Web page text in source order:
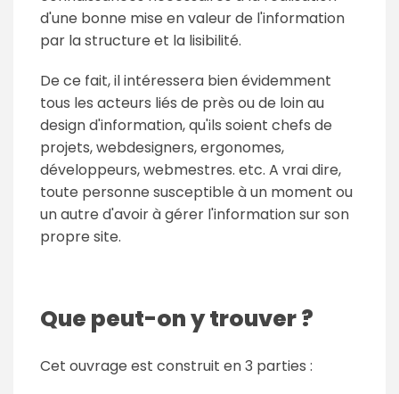
d'une bonne mise en valeur de l'information
par la structure et la lisibilité.
De ce fait, il intéressera bien évidemment
tous les acteurs liés de près ou de loin au
design d'information, qu'ils soient chefs de
projets, webdesigners, ergonomes,
développeurs, webmestres. etc. A vrai dire,
toute personne susceptible à un moment ou
un autre d'avoir à gérer l'information sur son
propre site.
Que peut-on y trouver ?
Cet ouvrage est construit en 3 parties :